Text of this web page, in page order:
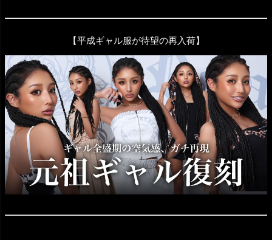
【平成ギャル服が待望の再入荷】